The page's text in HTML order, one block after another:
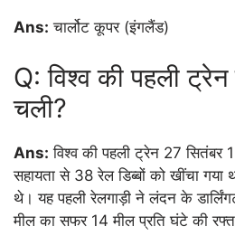
Ans: चार्लोट कूपर (इंगलैंड)
Q: विश्व की पहली
चली?
Ans: विश्व की पहली ट्रेन 27 सितंबर
सहायता से 38 रेल डिब्बों को खींचा गया
थे। यह पहली रेलगाड़ी ने लंदन के
मील का सफर 14 मील प्रति घंटे की